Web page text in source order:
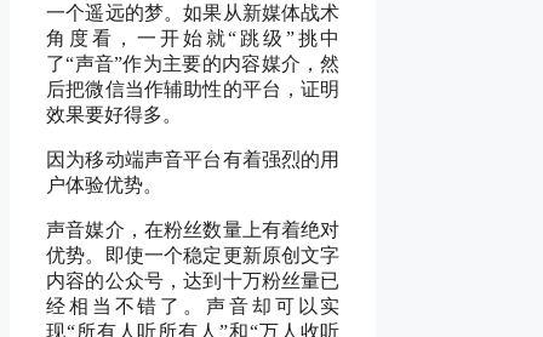
一个遥远的梦。如果从新媒体战术
角度看，一开始就“ 跳级 ”挑中
了“声音”作为主要的内容媒介，然
后把微信当作辅助性的平台，证明
效果要好得多。
因为移动端声音平台有着强烈的用
户体验优势。
声音媒介，在粉丝数量上有着绝对
优势。即使一个稳定更新原创文字
内容的公众号，达到十万粉丝量已
经相当不错了。声音却可以实
现“所有人听所有人”和“万人收听